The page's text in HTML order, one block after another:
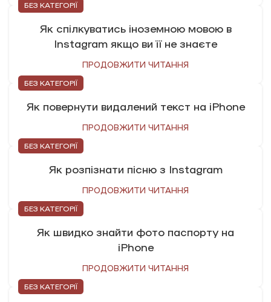
БЕЗ КАТЕГОРІЇ
Як спілкуватись іноземною мовою в
Instagram якщо ви її не знаєте
ПРОДОВЖИТИ ЧИТАННЯ
БЕЗ КАТЕГОРІЇ
Як повернути видалений текст на iPhone
ПРОДОВЖИТИ ЧИТАННЯ
БЕЗ КАТЕГОРІЇ
Як розпізнати пісню з Instagram
ПРОДОВЖИТИ ЧИТАННЯ
БЕЗ КАТЕГОРІЇ
Як швидко знайти фото паспорту на
iPhone
ПРОДОВЖИТИ ЧИТАННЯ
БЕЗ КАТЕГОРІЇ